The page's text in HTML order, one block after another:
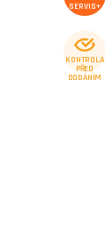
SERVIS+
KONTROLA
PŘED
DODÁNÍM